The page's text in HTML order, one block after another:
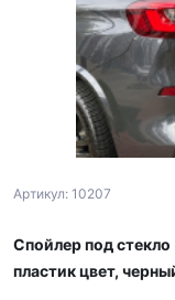
Артикул: 10207
Спойлер под
пластик цвет,